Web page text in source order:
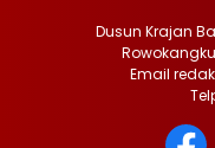
Dusun Krajan
Email